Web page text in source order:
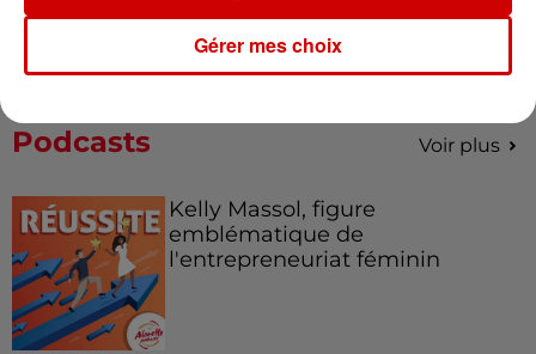
Podcasts Voir plus
Kelly Massol, figure
emblématique de
l'entrepreneuriat féminin
Gérer mes choix